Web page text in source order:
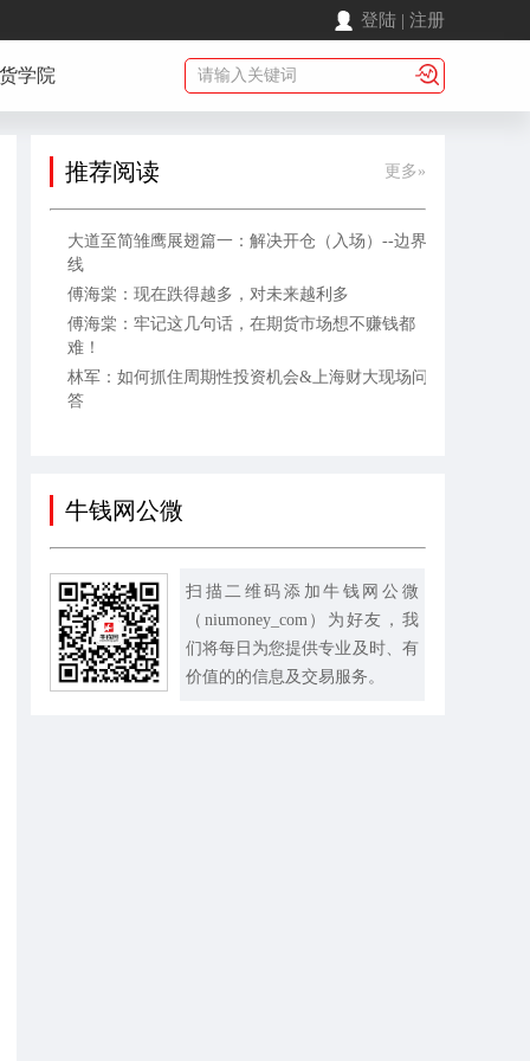
登陆 | 注册
学院
推荐阅读 更多»
大道至简雏鹰展翅篇一：解决开仓（入场）--边界
线
傅海棠：现在跌得越多，对未来越利多
傅海棠：牢记这几句话，在期货市场想不赚钱都
难！
林军：如何抓住周期性投资机会&上海财大现场问
答
牛钱网公微
扫描二维码添加牛钱网公微
（niumoney_com）为好友，我
们将每日为您提供专业及时、有
价值的的信息及交易服务。